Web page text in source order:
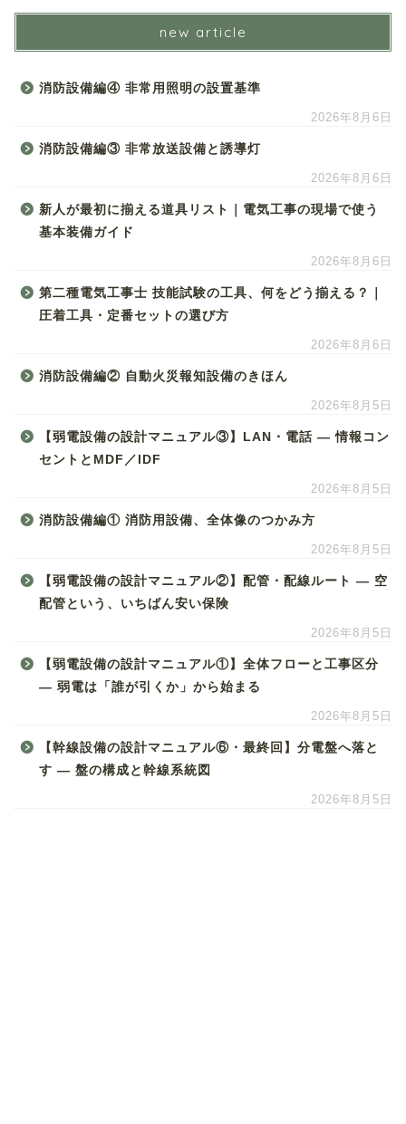
new article
消防設備編④ 非常用照明の設置基準
2026年8月6日
消防設備編③ 非常放送設備と誘導灯
2026年8月6日
新人が最初に揃える道具リスト｜電気工事の現場で使う
基本装備ガイド
2026年8月6日
第二種電気工事士 技能試験の工具、何をどう揃える？｜
圧着工具・定番セットの選び方
2026年8月6日
消防設備編② 自動火災報知設備のきほん
2026年8月5日
【弱電設備の設計マニュアル③】LAN・電話 ― 情報コン
セントとMDF／IDF
2026年8月5日
消防設備編① 消防用設備、全体像のつかみ方
2026年8月5日
【弱電設備の設計マニュアル②】配管・配線ルート ― 空
配管という、いちばん安い保険
2026年8月5日
【弱電設備の設計マニュアル①】全体フローと工事区分
― 弱電は「誰が引くか」から始まる
2026年8月5日
【幹線設備の設計マニュアル⑥・最終回】分電盤へ落と
す ― 盤の構成と幹線系統図
2026年8月5日